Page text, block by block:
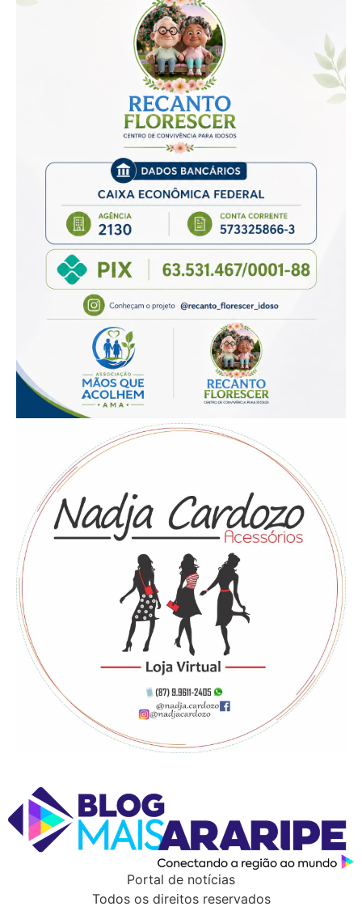
Portal de notícias
Todos os direitos reservados